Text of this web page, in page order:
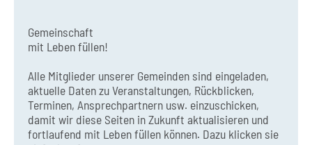
Gemeinschaft
mit Leben füllen!
Alle Mitglieder unserer Gemeinden sind eingeladen,
aktuelle Daten zu Veranstaltungen, Rückblicken,
Terminen, Ansprechpartnern usw. einzuschicken,
damit wir diese Seiten in Zukunft aktualisieren und
fortlaufend mit Leben füllen können. Dazu klicken sie